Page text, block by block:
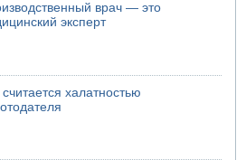
врач — это
эксперт
считается халатностью